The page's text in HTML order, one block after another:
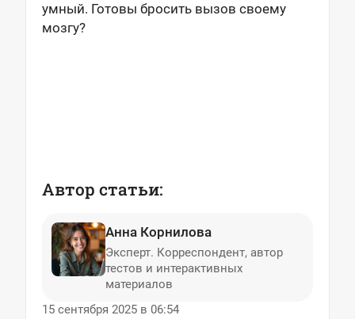
умный. Готовы бросить вызов своему
мозгу?
Автор статьи:
Анна Корнилова
Эксперт. Корреспондент, автор
тестов и интерактивных
материалов
15 сентября 2025 в 06:54